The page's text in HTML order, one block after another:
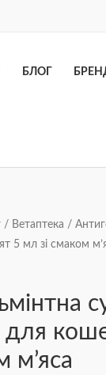
БЛОГ
/ Ветаптека /
5 мл зі смаком
для
м’яса